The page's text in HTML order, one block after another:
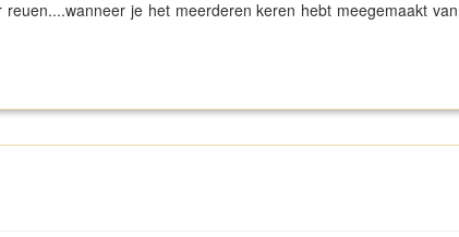
je het meerderen keren hebt meegemaakt van